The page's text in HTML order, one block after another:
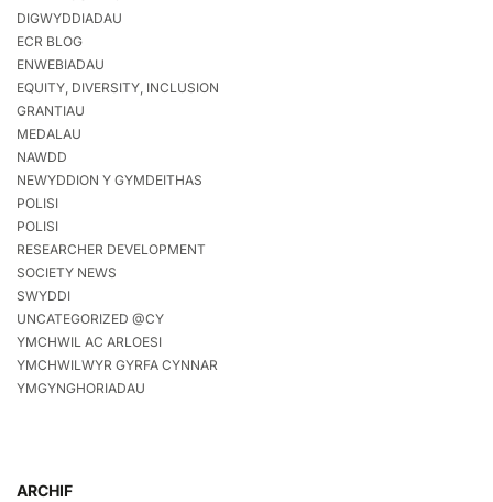
DIGWYDDIADAU
ECR BLOG
ENWEBIADAU
EQUITY, DIVERSITY, INCLUSION
GRANTIAU
MEDALAU
NAWDD
NEWYDDION Y GYMDEITHAS
POLISI
POLISI
RESEARCHER DEVELOPMENT
SOCIETY NEWS
SWYDDI
UNCATEGORIZED @CY
YMCHWIL AC ARLOESI
YMCHWILWYR GYRFA CYNNAR
YMGYNGHORIADAU
ARCHIF